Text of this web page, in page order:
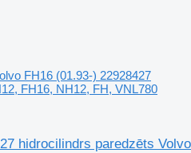
FH16 (01.93-) 22928427
FH16, NH12, FH, VNL780
hidrocilindrs paredzēts Volvo